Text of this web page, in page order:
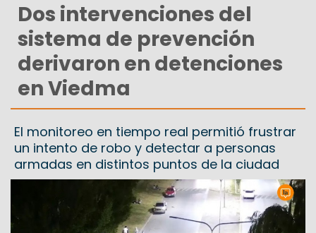
Dos intervenciones del
sistema de prevención
derivaron en detenciones
en Viedma
El monitoreo en tiempo real permitió frustrar
un intento de robo y detectar a personas
armadas en distintos puntos de la ciudad